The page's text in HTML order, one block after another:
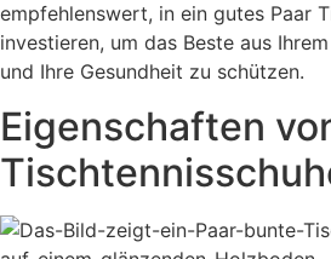
empfehlenswert, in ein gutes Paar
investieren, um das Beste aus
und Ihre Gesundheit zu schützen.
Eigenschaften